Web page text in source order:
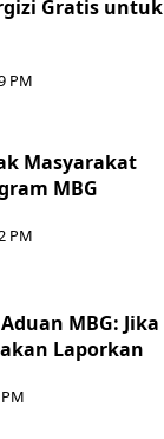
Gratis untuk
PM
Masyarakat
MBG
PM
MBG: Jika
Laporkan